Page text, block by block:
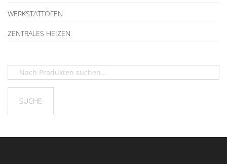
WERKSTATTÖFEN
ZENTRALES HEIZEN